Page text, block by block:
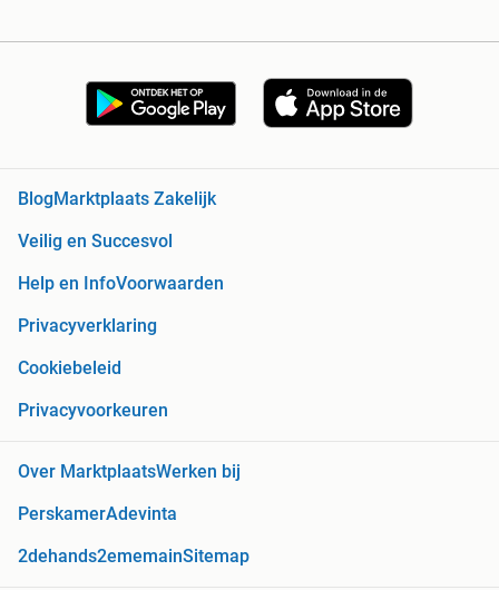
Blog Marktplaats Zakelijk
Veilig en Succesvol
Help en InfoVoorwaarden
Privacyverklaring
Cookiebeleid
Privacyvoorkeuren
Over MarktplaatsWerken bij
PerskamerAdevinta
2dehands2ememainSitemap